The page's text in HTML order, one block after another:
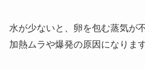
水が少ないと、卵を包む蒸気が
加熱ムラや爆発の原因になります